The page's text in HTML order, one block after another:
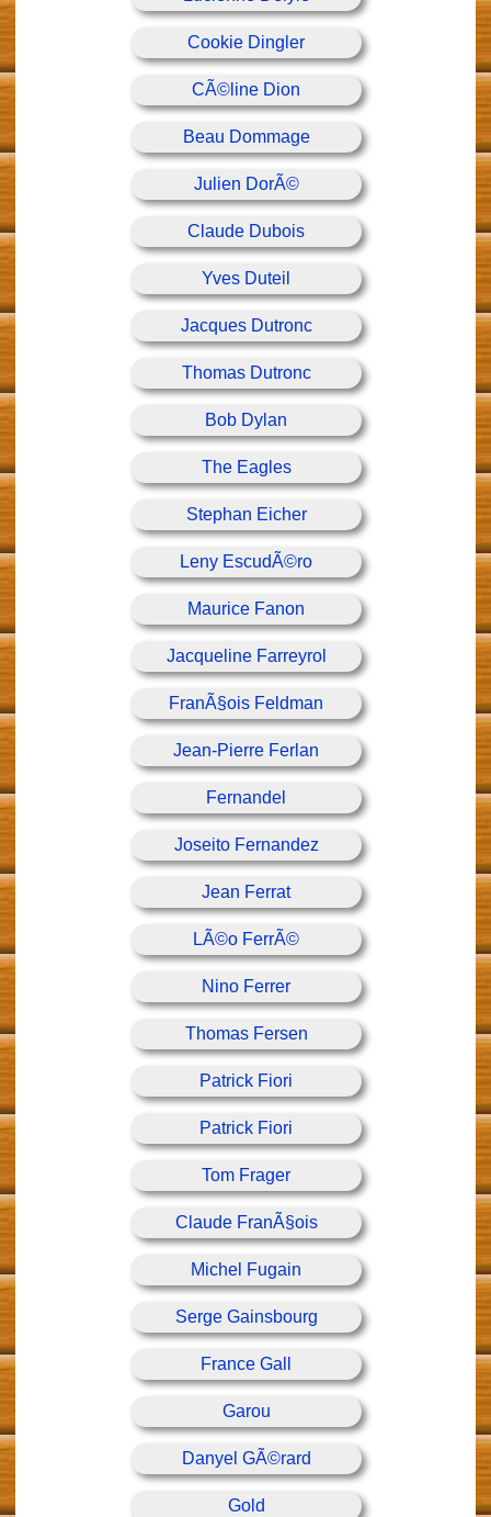
Cookie Dingler
CÃ©line Dion
Beau Dommage
Julien DorÃ©
Claude Dubois
Yves Duteil
Jacques Dutronc
Thomas Dutronc
Bob Dylan
The Eagles
Stephan Eicher
Leny EscudÃ©ro
Maurice Fanon
Jacqueline Farreyrol
FranÃ§ois Feldman
Jean-Pierre Ferlan
Fernandel
Joseito Fernandez
Jean Ferrat
LÃ©o FerrÃ©
Nino Ferrer
Thomas Fersen
Patrick Fiori
Patrick Fiori
Tom Frager
Claude FranÃ§ois
Michel Fugain
Serge Gainsbourg
France Gall
Garou
Danyel GÃ©rard
Gold